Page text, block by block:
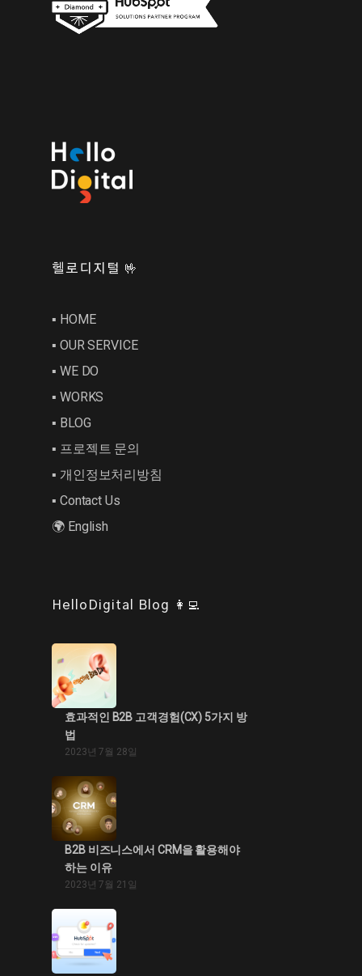
헬로디지털 🤟
▪︎ HOME
▪︎ OUR SERVICE
▪︎ WE DO
▪︎ WORKS
▪︎ BLOG
▪︎ 프로젝트 문의
▪︎ 개인정보처리방침
▪︎ Contact Us
🌍 English
HelloDigital Blog 👩‍💻
효과적인 B2B 고객경험(CX) 5가지 방
법
2023년 7월 28일
B2B 비즈니스에서 CRM을 활용해야
하는 이유
2023년 7월 21일